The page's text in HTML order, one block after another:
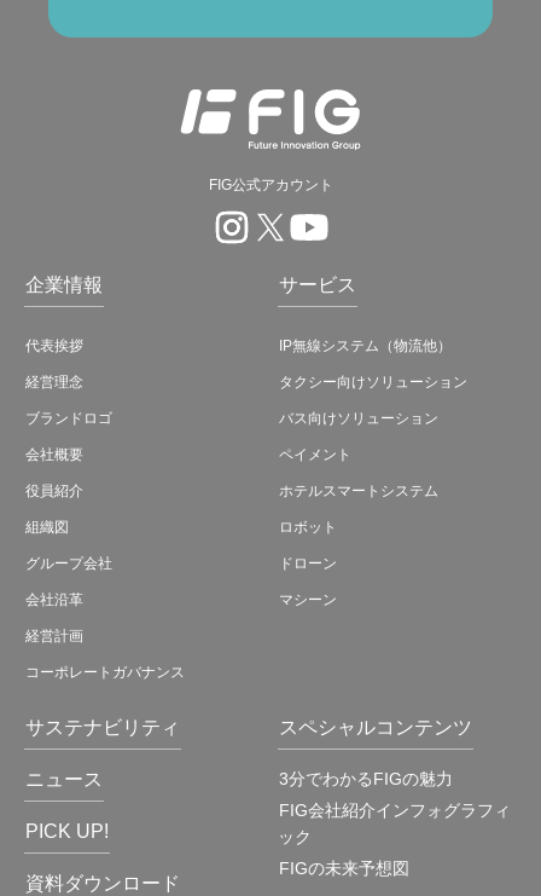
FIG公式アカウント
企業情報
代表挨拶
経営理念
ブランドロゴ
会社概要
役員紹介
組織図
グループ会社
会社沿革
経営計画
コーポレートガバナンス
サービス
IP無線システム（物流他）
タクシー向けソリューション
バス向けソリューション
ペイメント
ホテルスマートシステム
ロボット
ドローン
マシーン
サステナビリティ
ニュース
PICK UP!
資料ダウンロード
スペシャルコンテンツ
3分でわかるFIGの魅力
FIG会社紹介インフォグラフィ
ック
FIGの未来予想図